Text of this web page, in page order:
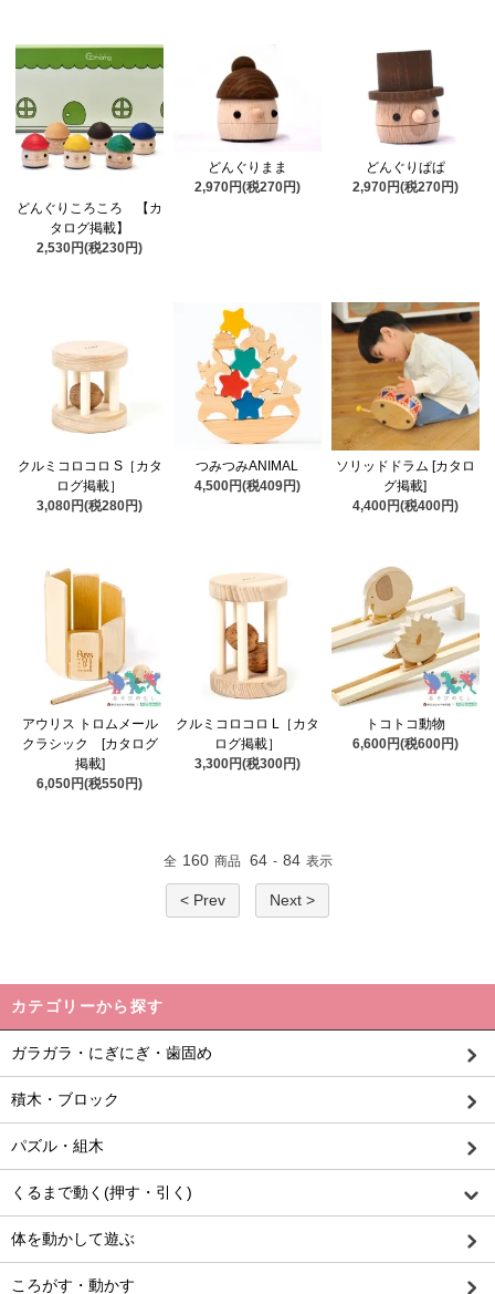
どんぐりころころ 【カ
タログ掲載】
2,530円(税230円)
どんぐりまま
2,970円(税270円)
どんぐりぱぱ
2,970円(税270円)
クルミコロコロ S［カタ
ログ掲載］
3,080円(税280円)
つみつみANIMAL
4,500円(税409円)
ソリッドドラム [カタロ
グ掲載]
4,400円(税400円)
アウリス トロムメール
クラシック [カタログ
掲載]
6,050円(税550円)
クルミコロコロ L［カタ
ログ掲載］
3,300円(税300円)
トコトコ動物
6,600円(税600円)
全 160 商品 64 - 84 表示
< Prev Next >
カテゴリーから探す
ガラガラ・にぎにぎ・歯固め
積木・ブロック
パズル・組木
くるまで動く(押す・引く)
体を動かして遊ぶ
ころがす・動かす